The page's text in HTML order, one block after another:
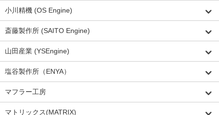
小川精機 (OS Engine)
斎藤製作所 (SAITO Engine)
山田産業 (YSEngine)
塩谷製作所（ENYA）
マフラー工房
マトリックス(MATRIX)